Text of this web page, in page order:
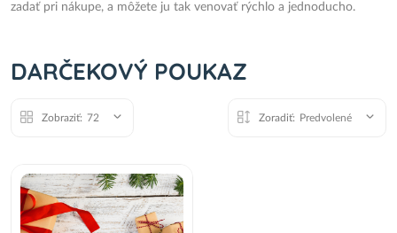
zadať pri nákupe, a môžete ju tak venovať rýchlo a jednoducho.
DARČEKOVÝ POUKAZ
Zobraziť: 72 Zoradiť: Predvolené